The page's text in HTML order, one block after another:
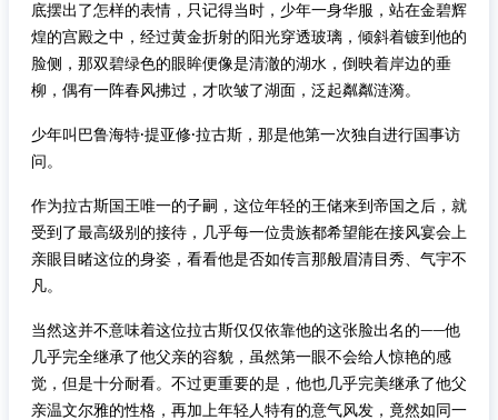
底摆出了怎样的表情，只记得当时，少年一身华服，站在金碧辉
煌的宫殿之中，经过黄金折射的阳光穿透玻璃，倾斜着镀到他的
脸侧，那双碧绿色的眼眸便像是清澈的湖水，倒映着岸边的垂
柳，偶有一阵春风拂过，才吹皱了湖面，泛起粼粼涟漪。
少年叫巴鲁海特·提亚修·拉古斯，那是他第一次独自进行国事访
问。
作为拉古斯国王唯一的子嗣，这位年轻的王储来到帝国之后，就
受到了最高级别的接待，几乎每一位贵族都希望能在接风宴会上
亲眼目睹这位的身姿，看看他是否如传言那般眉清目秀、气宇不
凡。
当然这并不意味着这位拉古斯仅仅依靠他的这张脸出名的——他
几乎完全继承了他父亲的容貌，虽然第一眼不会给人惊艳的感
觉，但是十分耐看。不过更重要的是，他也几乎完美继承了他父
亲温文尔雅的性格，再加上年轻人特有的意气风发，竟然如同一